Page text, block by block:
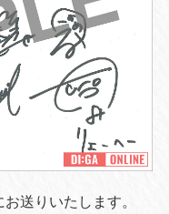
送りいたします。